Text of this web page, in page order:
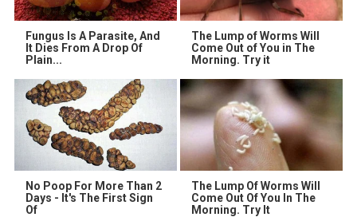
Fungus Is A Parasite, And
It Dies From A Drop Of
Plain...
The Lump of Worms Will
Come Out of You in The
Morning. Try it
No Poop For More Than 2
Days - It's The First Sign
Of
The Lump Of Worms Will
Come Out Of You In The
Morning. Try It